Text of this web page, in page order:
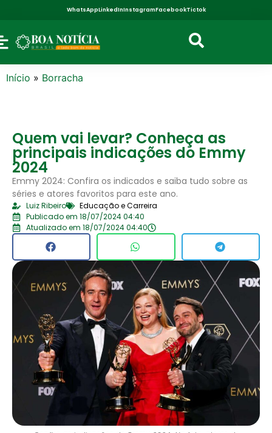
WhatsAppLinkedInInstagramFacebookTictok
Início » Borracha
Quem vai levar? Conheça as
principais indicações do Emmy
2024
Emmy 2024: Confira os indicados e saiba tudo sobre as
séries e atores favoritos para este ano.
Luiz Ribeiro
Educação e Carreira
Publicado em 18/07/2024 04:40
Atualizado em 18/07/2024 04:40